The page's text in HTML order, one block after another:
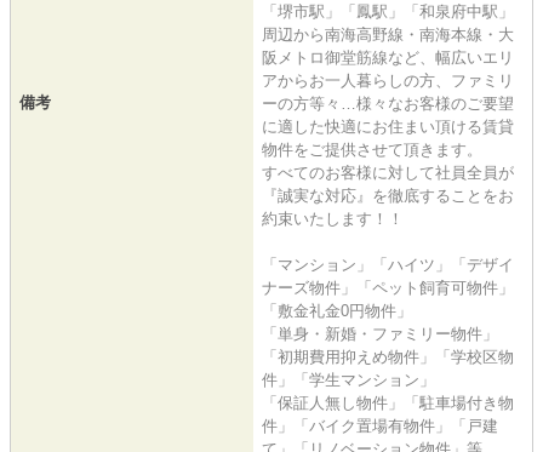
備考
「堺市駅」「鳳駅」「和泉府中駅」
周辺から南海高野線・南海本線・大
阪メトロ御堂筋線など、幅広いエリ
アからお一人暮らしの方、ファミリ
ーの方等々…様々なお客様のご要望
に適した快適にお住まい頂ける賃貸
物件をご提供させて頂きます。
すべてのお客様に対して社員全員が
『誠実な対応』を徹底することをお
約束いたします！！
「マンション」「ハイツ」「デザイ
ナーズ物件」「ペット飼育可物件」
「敷金礼金0円物件」
「単身・新婚・ファミリー物件」
「初期費用抑えめ物件」「学校区物
件」「学生マンション」
「保証人無し物件」「駐車場付き物
件」「バイク置場有物件」「戸建